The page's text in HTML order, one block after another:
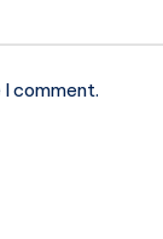
comment.